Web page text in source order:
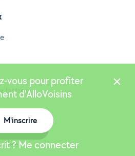
lettres
vous pour profiter
d'AlloVoisins
M'inscrire
? Me connecter